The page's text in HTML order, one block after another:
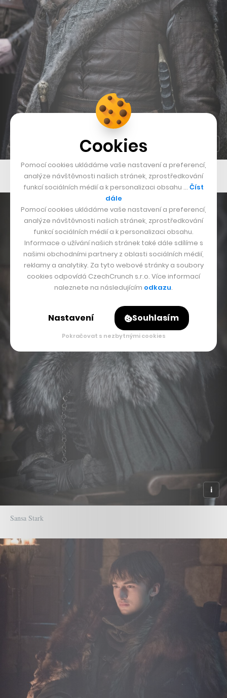
Arya Stark
Sansa Stark
Cookies
Pomocí cookies ukládáme vaše nastavení a preferencí,
analýze návštěvnosti našich stránek, zprostředkování
funkcí sociálních médií a k personalizaci obsahu … Číst
dále
Pomocí cookies ukládáme vaše nastavení a preferencí,
analýze návštěvnosti našich stránek, zprostředkování
funkcí sociálních médií a k personalizaci obsahu.
Informace o užívání našich stránek také dále sdílíme s
našimi obchodními partnery z oblasti sociálních médií,
reklamy a analytiky. Za tyto webové stránky a soubory
cookies odpovídá CzechCrunch s.r.o. Více informací
naleznete na následujícím odkazu.
Nastavení Souhlasím
Pokračovat s nezbytnými cookies